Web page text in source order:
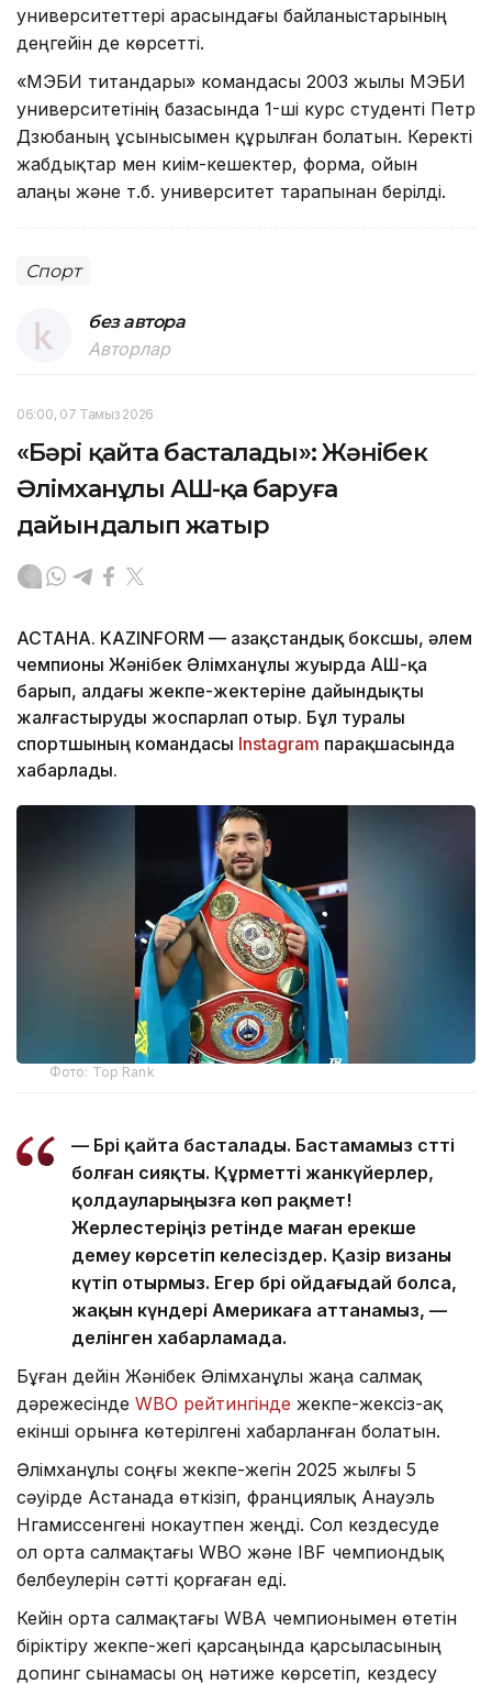
университеттері арасындағы байланыстарының
деңгейін де көрсетті.
«ҚМЭБИ титандары» командасы 2003 жылы ҚМЭБИ
университетінің базасында 1-ші курс студенті Петр
Дзюбаның ұсынысымен құрылған болатын. Керекті
жабдықтар мен киім-кешектер, форма, ойын
алаңы және т.б. университет тарапынан берілді.
Спорт
без автора
Авторлар
06:00, 07 Тамыз 2026
«Бәрі қайта басталады»: Жәнібек
Әлімханұлы АҚШ-қа баруға
дайындалып жатыр
АСТАНА. KAZINFORM — Қазақстандық боксшы, әлем
чемпионы Жәнібек Әлімханұлы жуырда АҚШ-қа
барып, алдағы жекпе-жектеріне дайындықты
жалғастыруды жоспарлап отыр. Бұл туралы
спортшының командасы Instagram парақшасында
хабарлады.
Фото: Top Rank
— Бәрі қайта басталады. Бастамамыз сәтті
болған сияқты. Құрметті жанкүйерлер,
қолдауларыңызға көп рақмет!
Жерлестеріңіз ретінде маған ерекше
демеу көрсетіп келесіздер. Қазір визаны
күтіп отырмыз. Егер бәрі ойдағыдай болса,
жақын күндері Америкаға аттанамыз, —
делінген хабарламада.
Бұған дейін Жәнібек Әлімханұлы жаңа салмақ
дәрежесінде WBO рейтингінде жекпе-жексіз-ақ
екінші орынға көтерілгені хабарланған болатын.
Әлімханұлы соңғы жекпе-жегін 2025 жылғы 5
сәуірде Астанада өткізіп, франциялық Анауэль
Нгамиссенгені нокаутпен жеңді. Сол кездесуде
ол орта салмақтағы WBO және IBF чемпиондық
белбеулерін сәтті қорғаған еді.
Кейін орта салмақтағы WBA чемпионымен өтетін
біріктіру жекпе-жегі қарсаңында қарсыласының
допинг сынамасы оң нәтиже көрсетіп, кездесу